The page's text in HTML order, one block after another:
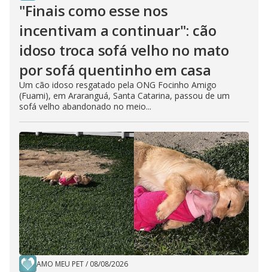
"Finais como esse nos
incentivam a continuar": cão
idoso troca sofá velho no mato
por sofá quentinho em casa
Um cão idoso resgatado pela ONG Focinho Amigo
(Fuami), em Araranguá, Santa Catarina, passou de um
sofá velho abandonado no meio...
AMO MEU PET/ 08/08/2026